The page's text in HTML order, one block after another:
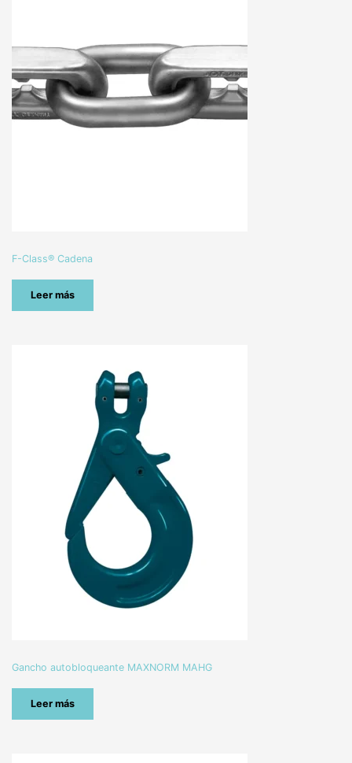
F-Class® Cadena
Leer más
Gancho autobloqueante MAXNORM MAHG
Leer más